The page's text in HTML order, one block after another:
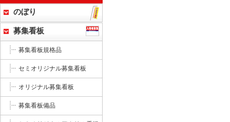
のぼり
募集看板
募集看板規格品
セミオリジナル募集看板
オリジナル募集看板
募集看板備品